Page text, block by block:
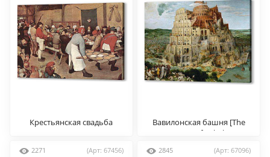
Крестьянская свадьба
Вавилонская башня [The
Tower of Babel]
2271 (Арт: 67456) 2845 (Арт: 67096)